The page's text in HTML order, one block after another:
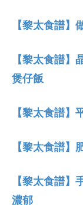
【黎太食譜】
【黎太食譜】
煲仔飯
【黎太食譜】
【黎太食譜】
【黎太食譜】
濃郁